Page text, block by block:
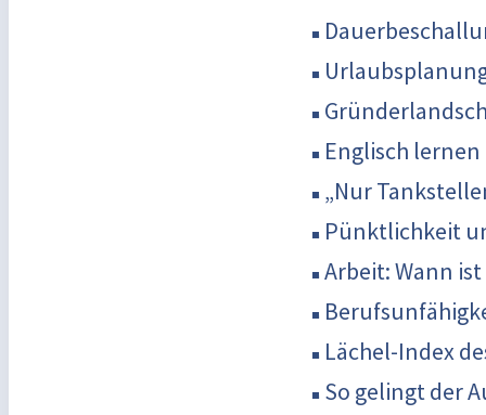
Englisch lernen
„Nur
Pünktlichkeit
Arbeit: Wann
Lächel-Index
So gelingt der